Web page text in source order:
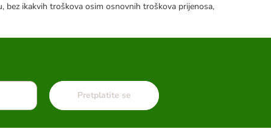
ikakvih troškova osim osnovnih troškova prijenosa,
Pretplatite se